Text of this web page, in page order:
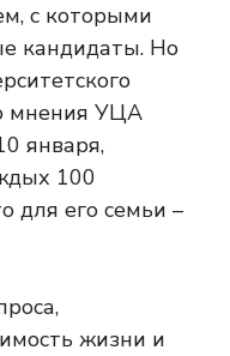
с которыми
кандидаты. Но
мнения УЦА
января,
100
для его семьи –
жизни и